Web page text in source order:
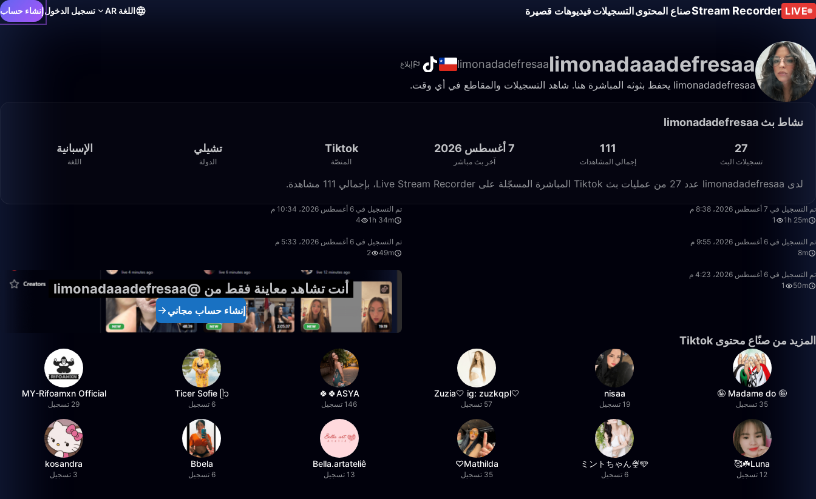
LIVE
Stream Recorderصناع المحتوىالتسجيلاتفيديوهات قصيرة اللغة AR تسجيل الدخولإنشاء حساب
limonadaaadefresaa
limonadadefresaa إبلاغ
limonadadefresaa يحفظ بثوثه المباشرة هنا. شاهد التسجيلات والمقاطع في أي وقت.
نشاط بث limonadadefresaa
27
تسجيلات البث
111
إجمالي المشاهدات
7 أغسطس 2026
آخر بث مباشر
Tiktok
المنصّة
تشيلي
الدولة
الإسبانية
اللغة
لدى limonadadefresaa عدد 27 من عمليات بث Tiktok المباشرة المسجّلة على Live Stream Recorder، بإجمالي 111 مشاهدة.
تم التسجيل في 7 أغسطس 2026، 8:38 م
1h 25m
1
تم التسجيل في 6 أغسطس 2026، 10:34 م
1h 34m
4
8:32
تم التسجيل في 6 أغسطس 2026، 9:55 م
8m
49:24
تم التسجيل في 6 أغسطس 2026، 5:33 م
49m
2
50:00
تم التسجيل في 6 أغسطس 2026، 4:23 م
50m
1 أنت تشاهد معاينة فقط من @limonadaaadefresaa
إنشاء حساب مجاني
المزيد من صنّاع محتوى Tiktok
🤪 Madame do 🤪
35 تسجيل
nisaa
19 تسجيل
🤍Zuzia🤍 ig: zuzkqpl
57 تسجيل
ASYA🍀🍀
146 تسجيل
Ticer Sofie ᥫ᭡
6 تسجيل
MY-Rifoamxn Official
29 تسجيل
Luna☘️🥰
12 تسجيل
ミントちゃん🍨🩵
6 تسجيل
Mathilda♡︎
35 تسجيل
Bella.artateliê
13 تسجيل
Bbela
6 تسجيل
kosandra
3 تسجيل